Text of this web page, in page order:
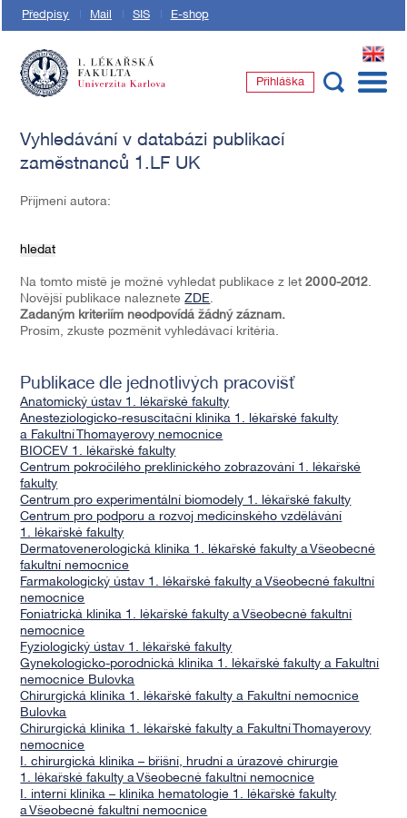
Předpisy Mail SIS E-shop
EN
Přihláška
Vyhledávání v databázi publikací
zaměstnanců 1.LF UK
Příjmení autora:
hledat
Na tomto místě je možné vyhledat publikace z let2000-2012.
Novější publikace nalezneteZDE.
Zadaným kriteriím neodpovídá žádný záznam.
Prosím, zkuste pozměnit vyhledávací kritéria.
Publikace dle jednotlivých pracovišť
Anatomický ústav 1. lékařské fakulty
Anesteziologicko-resuscitační klinika 1. lékařské fakulty
a Fakultní Thomayerovy nemocnice
BIOCEV 1. lékařské fakulty
Centrum pokročilého preklinického zobrazování 1. lékařské
fakulty
Centrum pro experimentální biomodely 1. lékařské fakulty
Centrum pro podporu a rozvoj medicínského vzdělávání
1. lékařské fakulty
Dermatovenerologická klinika 1. lékařské fakulty a Všeobecné
fakultní nemocnice
Farmakologický ústav 1. lékařské fakulty a Všeobecné fakultní
nemocnice
Foniatrická klinika 1. lékařské fakulty a Všeobecné fakultní
nemocnice
Fyziologický ústav 1. lékařské fakulty
Gynekologicko-porodnická klinika 1. lékařské fakulty a Fakultní
nemocnice Bulovka
Chirurgická klinika 1. lékařské fakulty a Fakultní nemocnice
Bulovka
Chirurgická klinika 1. lékařské fakulty a Fakultní Thomayerovy
nemocnice
I. chirurgická klinika – břišní, hrudní a úrazové chirurgie
1. lékařské fakulty a Všeobecné fakultní nemocnice
I. interní klinika – klinika hematologie 1. lékařské fakulty
a Všeobecné fakultní nemocnice